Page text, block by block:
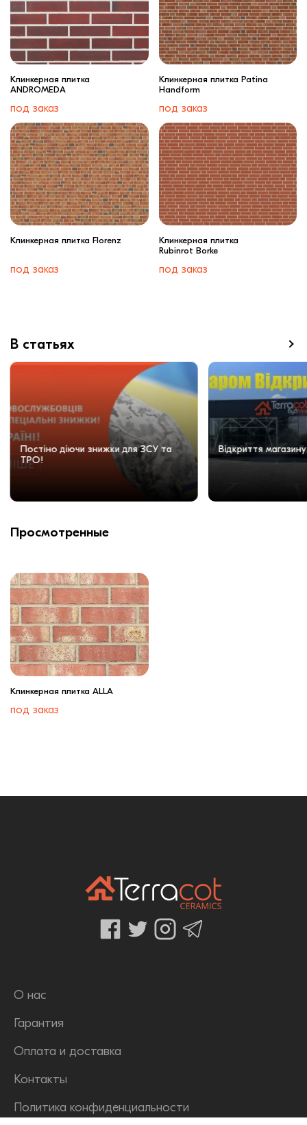
Клинкерная плитка
ANDROMEDA
под заказ
Клинкерная плитка Patina
Handform
под заказ
Клинкерная плитка Florenz
под заказ
Клинкерная плитка
Rubinrot Borke
под заказ
В статьях
Постіно діючи знижки для ЗСУ та
ТРО!
Відкриття магазину
Просмотренные
Клинкерная плитка ALLA
под заказ
О нас
Гарантия
Оплата и доставка
Контакты
Политика конфиденциальности